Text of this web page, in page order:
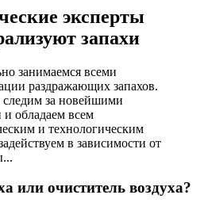
эксперты
запахи
занимаемся всеми
раздражающих запахов.
следим за новейшими
обладаем всем
и технологическим
в зависимости от
или очиститель воздуха?